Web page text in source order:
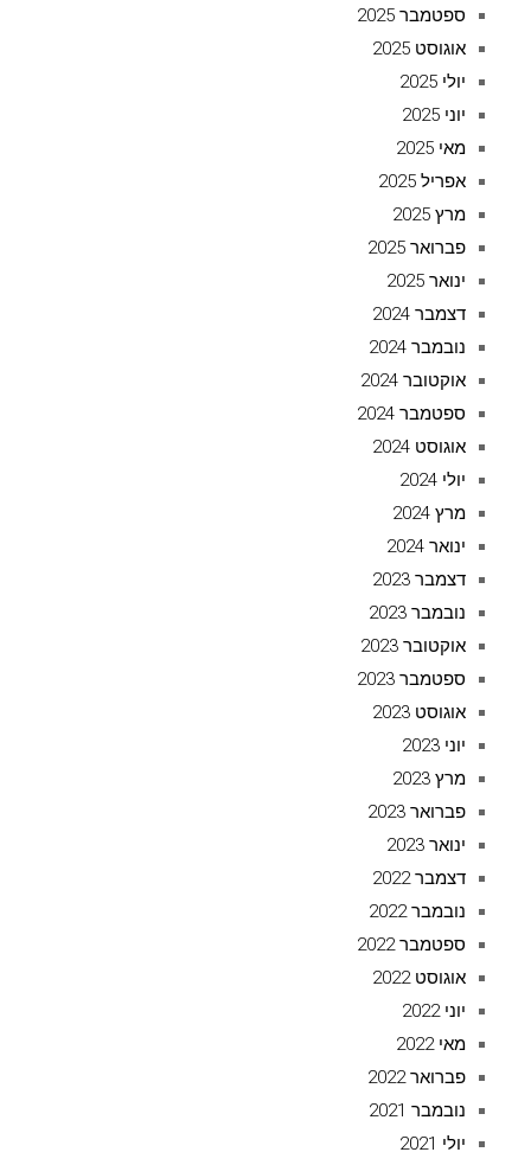
ספטמבר 2025
אוגוסט 2025
יולי 2025
יוני 2025
מאי 2025
אפריל 2025
מרץ 2025
פברואר 2025
ינואר 2025
דצמבר 2024
נובמבר 2024
אוקטובר 2024
ספטמבר 2024
אוגוסט 2024
יולי 2024
מרץ 2024
ינואר 2024
דצמבר 2023
נובמבר 2023
אוקטובר 2023
ספטמבר 2023
אוגוסט 2023
יוני 2023
מרץ 2023
פברואר 2023
ינואר 2023
דצמבר 2022
נובמבר 2022
ספטמבר 2022
אוגוסט 2022
יוני 2022
מאי 2022
פברואר 2022
נובמבר 2021
יולי 2021